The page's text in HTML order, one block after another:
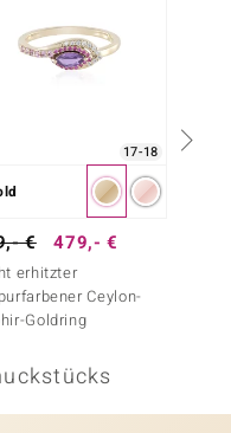
17-18
€ 479,- €
erhitzter
Ceylon-
Goldring